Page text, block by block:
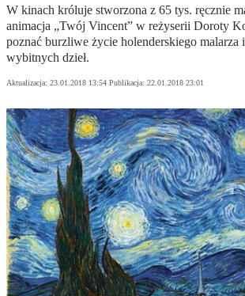
W kinach króluje stworzona z 65 tys. ręcznie
animacja „Twój Vincent” w reżyserii Doroty
poznać burzliwe życie holenderskiego malarza
wybitnych dzieł.
Aktualizacja: 23.01.2018 13:54 Publikacja: 22.01.2018 23:01